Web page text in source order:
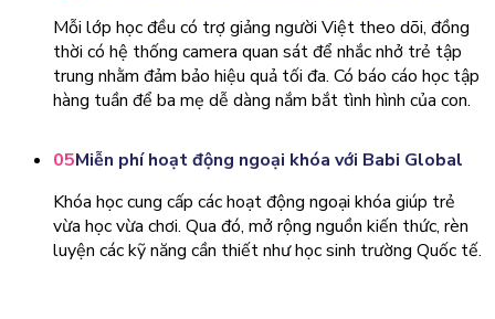
Mỗi lớp học đều có trợ giảng người Việt theo dõi, đồng
thời có hệ thống camera quan sát để nhắc nhở trẻ tập
trung nhằm đảm bảo hiệu quả tối đa. Có báo cáo học tập
hàng tuần để ba mẹ dễ dàng nắm bắt tình hình của con.
05Miễn phí hoạt động ngoại khóa với Babi Global
Khóa học cung cấp các hoạt động ngoại khóa giúp trẻ
vừa học vừa chơi. Qua đó, mở rộng nguồn kiến thức, rèn
luyện các kỹ năng cần thiết như học sinh trường Quốc tế.